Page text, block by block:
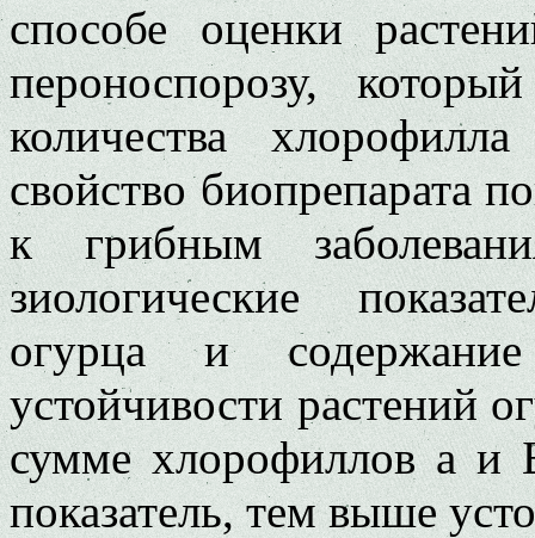
способе оцен­ки
пероноспорозу,
количества
свойство биопрепарата
к грибным
зиологические
огурца и
устойчивости растений
сумме хлорофиллов а
показатель, тем выше